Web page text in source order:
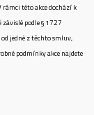
rámci této akce dochází k
podle § 1727
jedné z těchto smluv,
podmínky akce najdete